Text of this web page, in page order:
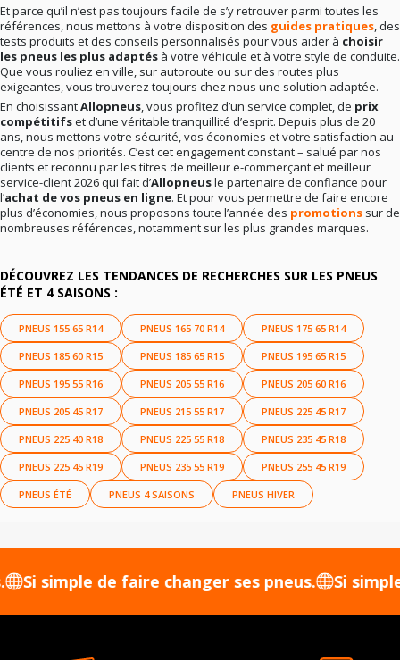
Et parce qu’il n’est pas toujours facile de s’y retrouver parmi toutes les
références, nous mettons à votre disposition des guides pratiques, des
tests produits et des conseils personnalisés pour vous aider à choisir
les pneus les plus adaptés à votre véhicule et à votre style de conduite.
Que vous rouliez en ville, sur autoroute ou sur des routes plus
exigeantes, vous trouverez toujours chez nous une solution adaptée.
En choisissantAllopneus, vous profitez d’un service complet, de prix
compétitifset d’une véritable tranquillité d’esprit. Depuis plus de 20
ans, nous mettons votre sécurité, vos économies et votre satisfaction au
centre de nos priorités. C’est cet engagement constant – salué par nos
clients et reconnu par les titres de meilleur e-commerçant et meilleur
service-client 2026 qui fait d’Allopneusle partenaire de confiance pour
l’achat de vos pneus en ligne. Et pour vous permettre de faire encore
plus d’économies, nous proposons toute l’année des promotions sur de
nombreuses références, notamment sur les plus grandes marques.
DÉCOUVREZ LES TENDANCES DE RECHERCHES SUR LES PNEUS
ÉTÉ ET 4 SAISONS :
PNEUS 155 65 R14 PNEUS 165 70 R14 PNEUS 175 65 R14
PNEUS 185 60 R15 PNEUS 185 65 R15 PNEUS 195 65 R15
PNEUS 195 55 R16 PNEUS 205 55 R16 PNEUS 205 60 R16
PNEUS 205 45 R17 PNEUS 215 55 R17 PNEUS 225 45 R17
PNEUS 225 40 R18 PNEUS 225 55 R18 PNEUS 235 45 R18
PNEUS 225 45 R19 PNEUS 235 55 R19 PNEUS 255 45 R19
PNEUS ÉTÉ PNEUS 4 SAISONS PNEUS HIVER
de faire changer ses pneus. Si simple de